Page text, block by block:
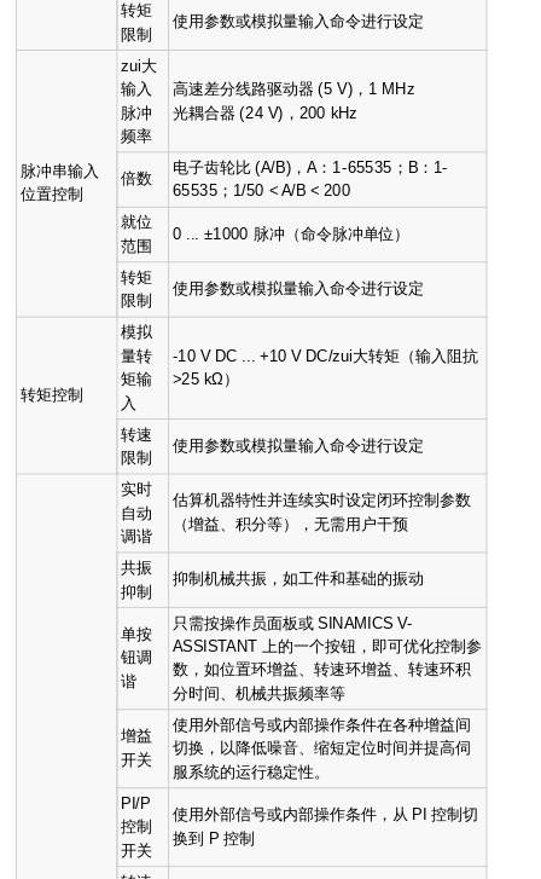
转矩
限制
使用参数或模拟量输入命令进行设定
脉冲串输入
位置控制
zui大
输入
脉冲
频率
高速差分线路驱动器 (5 V)，1 MHz
光耦合器 (24 V)，200 kHz
倍数
电子齿轮比 (A/B)，A：1-65535；B：1-
65535；1/50 < A/B < 200
就位
范围
0 ... ±1000 脉冲（命令脉冲单位）
转矩
限制
使用参数或模拟量输入命令进行设定
转矩控制
模拟
量转
矩输
入
-10 V DC ... +10 V DC/zui大转矩（输入阻抗
>25 kΩ）
转速
限制
使用参数或模拟量输入命令进行设定
实时
自动
调谐
估算机器特性并连续实时设定闭环控制参数
（增益、积分等），无需用户干预
共振
抑制
抑制机械共振，如工件和基础的振动
单按
钮调
谐
只需按操作员面板或 SINAMICS V-
ASSISTANT 上的一个按钮，即可优化控制参
数，如位置环增益、转速环增益、转速环积
分时间、机械共振频率等
增益
开关
使用外部信号或内部操作条件在各种增益间
切换，以降低噪音、缩短定位时间并提高伺
服系统的运行稳定性。
PI/P
控制
开关
使用外部信号或内部操作条件，从 PI 控制切
换到 P 控制